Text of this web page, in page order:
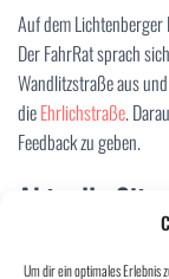
Um dir ein optimales Erlebnis
Auf dem
Der FahrRat sprach
Wandlitzstraße aus
dieEhrlichstraße.
Feedback zu geben.
Aktuelle